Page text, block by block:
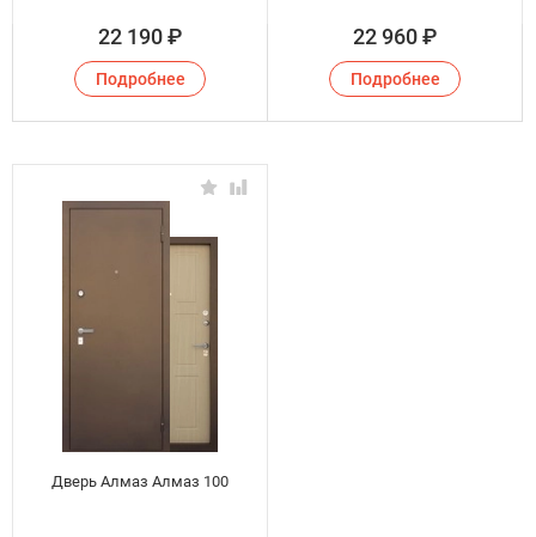
22 190₽
Подробнее
22 960₽
Подробнее
Дверь Алмаз Алмаз 100